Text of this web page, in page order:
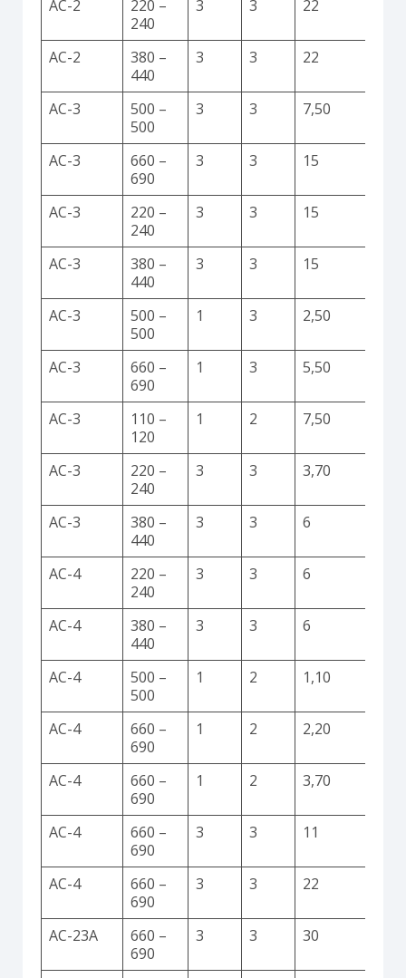
AC-2
220 –
240
3 3 22
AC-2
380 –
440
3 3 22
AC-3
500 –
500
3 3 7,50
AC-3
660 –
690
3 3 15
AC-3
220 –
240
3 3 15
AC-3
380 –
440
3 3 15
AC-3
500 –
500
1 3 2,50
AC-3
660 –
690
1 3 5,50
AC-3
110 –
120
1 2 7,50
AC-3
220 –
240
3 3 3,70
AC-3
380 –
440
3 3 6
AC-4
220 –
240
3 3 6
AC-4
380 –
440
3 3 6
AC-4
500 –
500
1 2 1,10
AC-4
660 –
690
1 2 2,20
AC-4
660 –
690
1 2 3,70
AC-4
660 –
690
3 3 11
AC-4
660 –
690
3 3 22
AC-23A
660 –
690
3 3 30